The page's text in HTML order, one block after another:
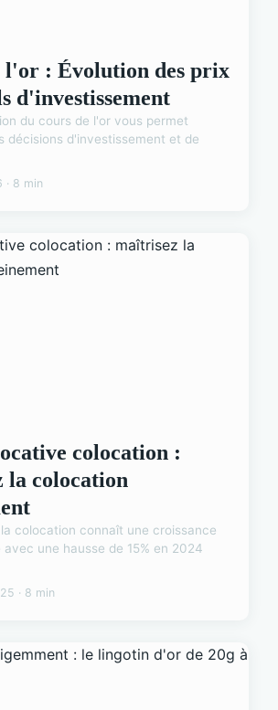
l'or : Évolution des prix
d'investissement
du cours de l'or vous permet
décisions d'investissement et de
8 min
colocation :
la colocation
colocation connaît une croissance
une hausse de 15% en 2024
· 8 min